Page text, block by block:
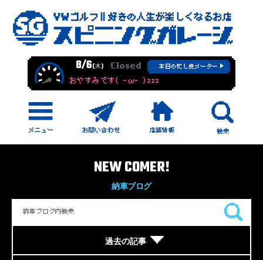
8/6(木) Closed 本日の忙し度メーター
おやすみです( -ω- )zzz
NEW COMER!
納車ブログ
過去の記事